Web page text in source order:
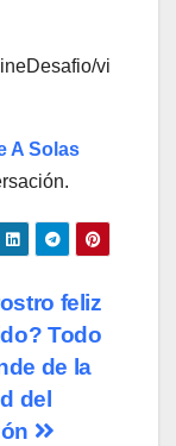
vi
A Solas
feliz
Todo
de la
del